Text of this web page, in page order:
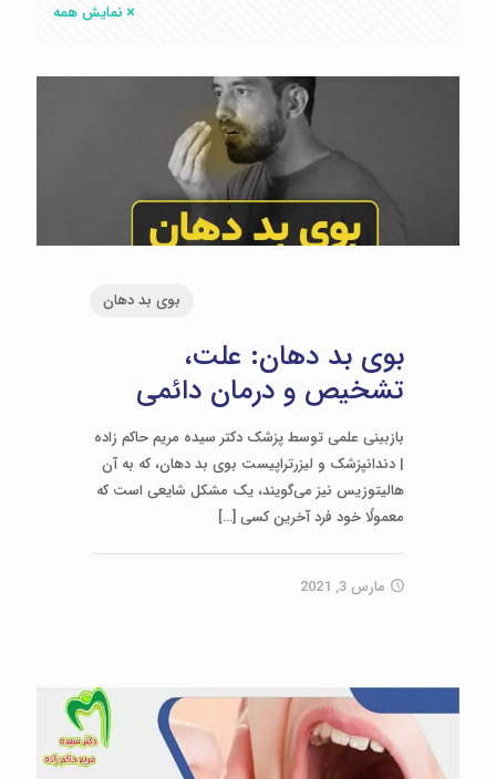
نمایش همه
بوی بد دهان
بوی بد دهان: علت،
تشخیص و درمان دائمی
بازبینی علمی توسط پزشک دکتر سیده مریم حاکم زاده
| دندانپزشک و لیزرتراپیست بوی بد دهان، که به آن
هالیتوزیس نیز می‌گویند، یک مشکل شایعی است که
معمولًا خود فرد آخرین کسی[…]
مارس 3, 2021